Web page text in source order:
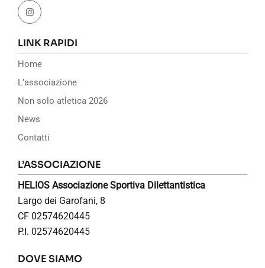
LINK RAPIDI
Home
L’associazione
Non solo atletica 2026
News
Contatti
L’ASSOCIAZIONE
HELIOS Associazione Sportiva Dilettantistica
Largo dei Garofani, 8
CF 02574620445
P.I. 02574620445
DOVE SIAMO